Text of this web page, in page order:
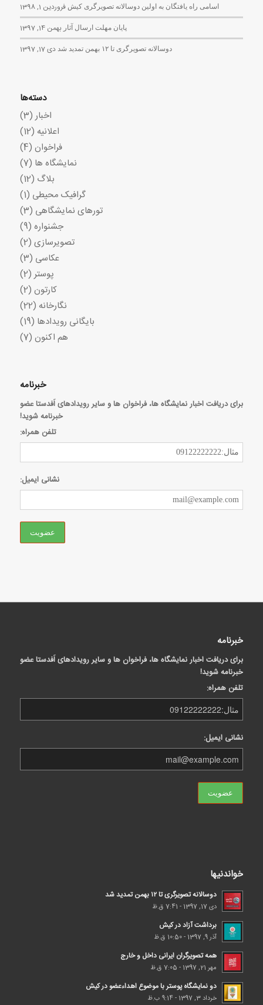
اسامی راه یافتگان به اولین دوسالانه تصویرگری کیش فروردین 1, 1398
پایان مهلت ارسال آثار بهمن 14, 1397
دوسالانه تصویرگری تا ۱۲ بهمن تمدید شد دی 17, 1397
دسته‌ها
اخبار (3)
اعلانیه (12)
فراخوان (4)
نمایشگاه ها (7)
بلاگ (12)
گرافیک محیطی (1)
تورهای نمایشگاهی (3)
جشنواره (9)
تصویرسازی (2)
عکاسی (3)
پوستر (2)
کارتون (2)
نگارخانه (22)
بایگانی رویدادها (19)
هم اکنون (7)
خبرنامه
برای دریافت اخبار نمایشگاه ها، فراخوان ها و سایر رویدادهای اَفدستا عضو
خبرنامه شوید!
تلفن همراه:
نشانی ایمیل:
خبرنامه
برای دریافت اخبار نمایشگاه ها، فراخوان ها و سایر رویدادهای اَفدستا عضو
خبرنامه شوید!
تلفن همراه:
نشانی ایمیل:
خواندنیها
دوسالانه تصویرگری تا ۱۲ بهمن تمدید شد
دی 17, 1397 - 7:41 ق.ظ
برداشت آزاد در کیش
آذر 9, 1397 - 10:50 ق.ظ
همه تصویرگران ایرانی داخل و خارج
مهر 21, 1397 - 7:05 ق.ظ
دو نمایشگاه پوستر با موضوع اهداء‌عضو در کیش
خرداد 3, 1397 - 9:14 ب.ظ